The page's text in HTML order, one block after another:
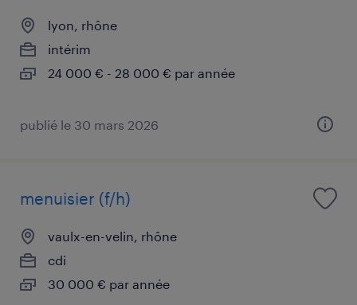
lyon, rhône
intérim
24 000 € - 28 000 € par année
publié le 30 mars 2026
menuisier (f/h)
vaulx-en-velin, rhône
cdi
30 000 € par année